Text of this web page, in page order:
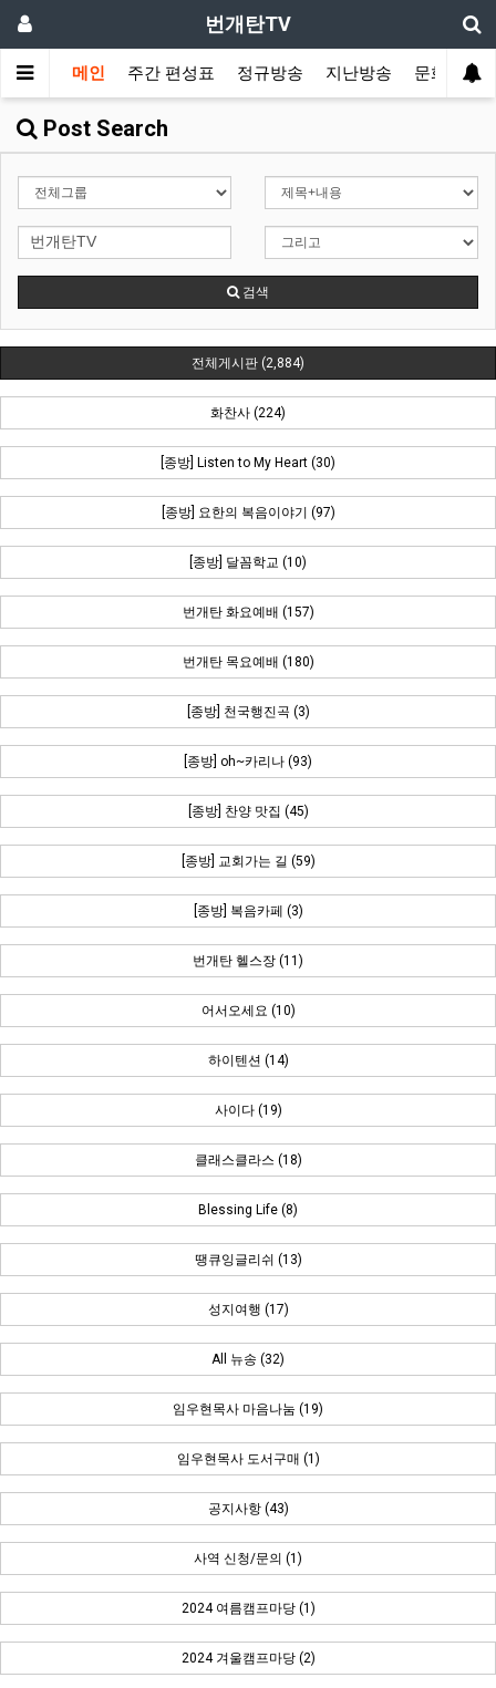
번개탄TV
메인 주간 편성표 정규방송 지난방송 문화사역
Post Search
검색
전체게시판 (2,884)
화찬사 (224)
[종방] Listen to My Heart (30)
[종방] 요한의 복음이야기 (97)
[종방] 달꼼학교 (10)
번개탄 화요예배 (157)
번개탄 목요예배 (180)
[종방] 천국행진곡 (3)
[종방] oh~카리나 (93)
[종방] 찬양 맛집 (45)
[종방] 교회가는 길 (59)
[종방] 복음카페 (3)
번개탄 헬스장 (11)
어서오세요 (10)
하이텐션 (14)
사이다 (19)
클래스클라스 (18)
Blessing Life (8)
땡큐잉글리쉬 (13)
성지여행 (17)
All 뉴송 (32)
임우현목사 마음나눔 (19)
임우현목사 도서구매 (1)
공지사항 (43)
사역 신청/문의 (1)
2024 여름캠프마당 (1)
2024 겨울캠프마당 (2)